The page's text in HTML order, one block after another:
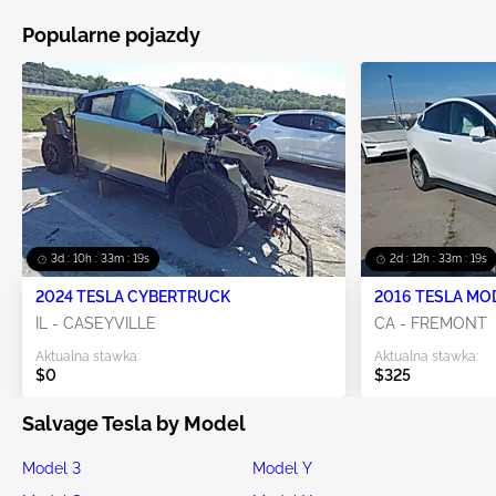
Popularne pojazdy
3d : 10h : 33m : 19s
2024 TESLA CYBERTRUCK
IL - CASEYVILLE
Aktualna stawka:
$0
2d : 12h : 33m : 19s
2016 TESLA
CA - FREMONT
Aktualna stawka:
$325
Salvage Tesla by Model
Model 3
Model Y